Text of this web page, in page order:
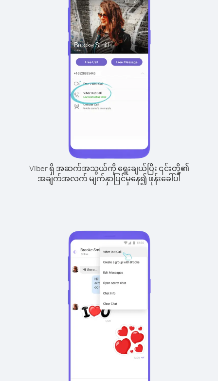
Viber ရှိ အဆက်အသွယ်ကို ရွေးချယ်ပြီး ၎င်းတို့၏
အချက်အလက် မျက်နှာပြင်မှနေ၍ ဖုန်းခေါ်ပါ